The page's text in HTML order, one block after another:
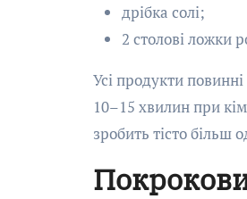
дрібка солі;
2 столові ложки
Усі продукти
10–15 хвилин при
зробить тісто більш